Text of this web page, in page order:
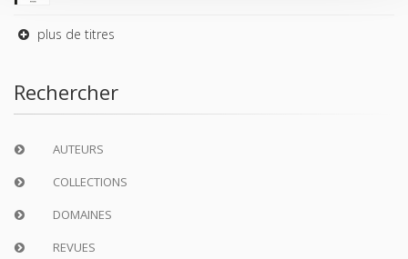
plus de titres
Rechercher
AUTEURS
COLLECTIONS
DOMAINES
REVUES